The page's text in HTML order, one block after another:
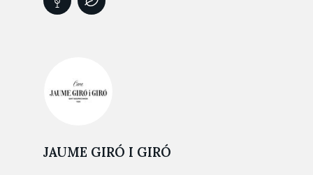
JAUME GIRÓ I GIRÓ